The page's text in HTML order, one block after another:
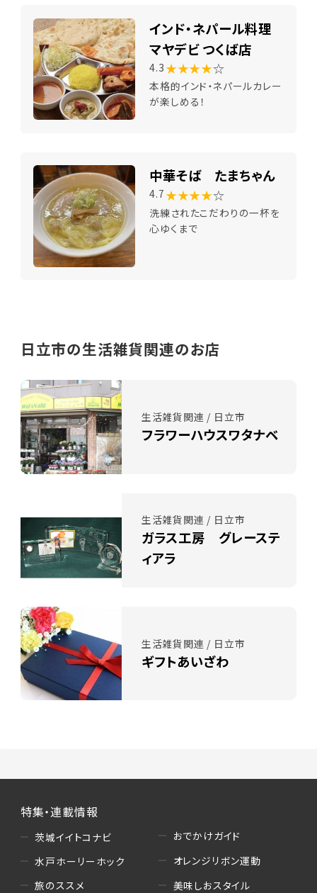
インド・ネパール料理
マヤデビ つくば店
4.3 ★★★★☆
本格的インド・ネパールカレー
が楽しめる！
中華そば たまちゃん
4.7 ★★★★☆
洗練されたこだわりの一杯を
心ゆくまで
日立市の生活雑貨関連のお店
生活雑貨関連 / 日立市
フラワーハウスワタナベ
生活雑貨関連 / 日立市
ガラス工房 グレーステ
ィアラ
生活雑貨関連 / 日立市
ギフトあいざわ
特集・連載情報
茨城イイトコナビ
水戸ホーリーホック
旅のススメ
おでかけガイド
オレンジリボン運動
美味しおスタイル